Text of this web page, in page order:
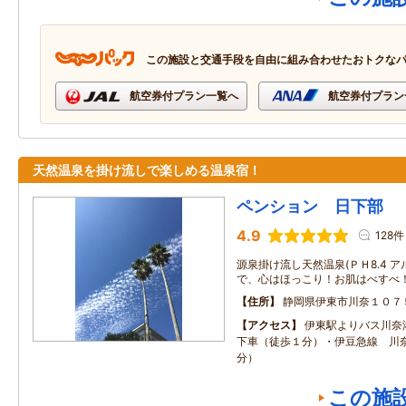
この施設と交通手段を自由に組み合わせたおトクな
航空券付プラン一覧へ 航空券付プラ
天然温泉を掛け流しで楽しめる温泉宿！
ペンション 日下部
4.9 128件
源泉掛け流し天然温泉(ＰＨ8.4 ア
で、心はほっこり！お肌はべすべ
住所
静岡県伊東市川奈１０７
アクセス
伊東駅よりバス川
下車（徒歩１分）・伊豆急線 川
分）
この施